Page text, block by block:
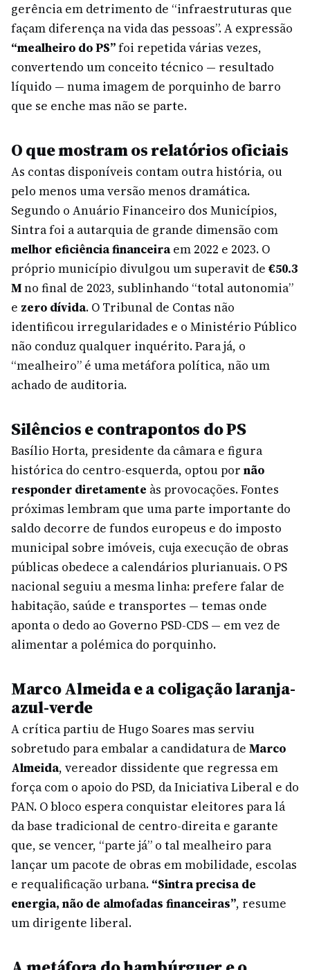
gerência em detrimento de “infraestruturas que
façam diferença na vida das pessoas”. A expressão
“mealheiro do PS”foi repetida várias vezes,
convertendo um conceito técnico — resultado
líquido — numa imagem de porquinho de barro
que se enche mas não se parte.
O que mostram os relatórios oficiais
As contas disponíveis contam outra história, ou
pelo menos uma versão menos dramática.
Segundo o Anuário Financeiro dos Municípios,
Sintra foi a autarquia de grande dimensão com
melhor eficiência financeiraem 2022 e 2023. O
próprio município divulgou um superavit de €50.3
Mno final de 2023, sublinhando “total autonomia”
e zero dívida. O Tribunal de Contas não
identificou irregularidades e o Ministério Público
não conduz qualquer inquérito. Para já, o
“mealheiro” é uma metáfora política, não um
achado de auditoria.
Silêncios e contrapontos do PS
Basílio Horta, presidente da câmara e figura
histórica do centro-esquerda, optou por não
responder diretamente às provocações. Fontes
próximas lembram que uma parte importante do
saldo decorre de fundos europeus e do imposto
municipal sobre imóveis, cuja execução de obras
públicas obedece a calendários plurianuais. O PS
nacional seguiu a mesma linha: prefere falar de
habitação, saúde e transportes — temas onde
aponta o dedo ao Governo PSD-CDS — em vez de
alimentar a polémica do porquinho.
Marco Almeida e a coligação laranja-
azul-verde
A crítica partiu de Hugo Soares mas serviu
sobretudo para embalar a candidatura de Marco
Almeida, vereador dissidente que regressa em
força com o apoio do PSD, da Iniciativa Liberal e do
PAN. O bloco espera conquistar eleitores para lá
da base tradicional de centro-direita e garante
que, se vencer, “parte já” o tal mealheiro para
lançar um pacote de obras em mobilidade, escolas
e requalificação urbana. “Sintra precisa de
energia, não de almofadas financeiras”, resume
um dirigente liberal.